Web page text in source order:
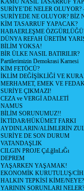
KAMU NASIL TASARRUF
SURİYE’DE NELER OLUYOR?
SURİYEDE NE OLUYOR? BİZ
KİM TASARRUF YAPACAK?
HABAERLEŞME
DÜNYA REFAH ÜRETİM
BİLİM YOKSA!
BİR ÜLKE NASIL BATIRILIR?
Partilerimizin Demokrasi Karnesi
KİM FETÖCÜ?
İKLİM DEĞİŞİKLİĞİ VE
MERHAMET, EMEK VE
SURİYE ÇIKMAZI!
CEZA ve VERGİ ADALETİ
NAMUS
BİLİM SORUNUMUZ!!
İKTİDAR/HÜKÜMET FARKI
AYDINLARIN/ALİMLERİN
SURİYE DE SON DURUM
VATANDAŞLIK
CILGIN PROJE ÇıLğInLıĞı
DEPREM
YAŞARKEN YAŞAMAK!
EKONOMİK KURUTULUŞ/
HALKIN TEPKİSİ KİME/NEYE?
YARININ SORUNLARI NELER?